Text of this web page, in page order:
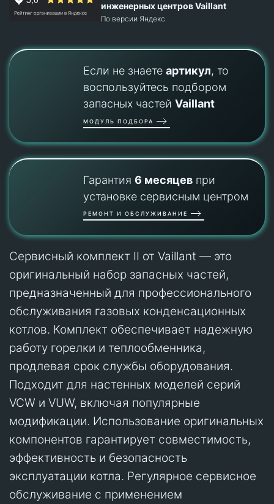
инженерных центров Vaillant
По версии Яндекс
Если не знаете артикул, то
воспользуйтесь подбором
запасных частей Vaillant
МОДУЛЬ ПОДБОРА
Гарантия 6 месяцевпри
установке сервисным центром
РЕМОНТ И ОБСЛУЖИВАНИЕ
Сервисный комплект II от Vaillant — это
оригинальный набор запасных частей,
предназначенный для профессионального
обслуживания газовых конденсационных
котлов. Комплект обеспечивает надежную
работу горелки и теплообменника,
продлевая срок службы оборудования.
Подходит для настенных моделей серий
VCW и VUW, включая популярные
модификации. Использование оригинальных
компонентов гарантирует совместимость,
эффективность и безопасность
эксплуатации котла. Регулярное сервисное
обслуживание с применением